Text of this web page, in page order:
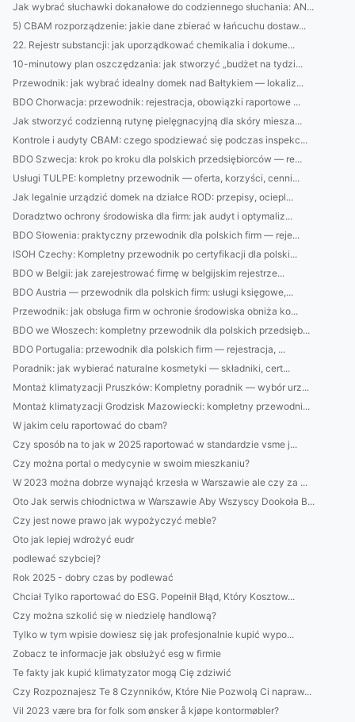
Jak wybrać słuchawki dokanałowe do codziennego słuchania: AN...
5) CBAM rozporządzenie: jakie dane zbierać w łańcuchu dostaw...
22. Rejestr substancji: jak uporządkować chemikalia i dokume...
10-minutowy plan oszczędzania: jak stworzyć „budżet na tydzi...
Przewodnik: jak wybrać idealny domek nad Bałtykiem — lokaliz...
BDO Chorwacja: przewodnik: rejestracja, obowiązki raportowe ...
Jak stworzyć codzienną rutynę pielęgnacyjną dla skóry miesza...
Kontrole i audyty CBAM: czego spodziewać się podczas inspekc...
BDO Szwecja: krok po kroku dla polskich przedsiębiorców — re...
Usługi TULPE: kompletny przewodnik — oferta, korzyści, cenni...
Jak legalnie urządzić domek na działce ROD: przepisy, ociepl...
Doradztwo ochrony środowiska dla firm: jak audyt i optymaliz...
BDO Słowenia: praktyczny przewodnik dla polskich firm — reje...
ISOH Czechy: Kompletny przewodnik po certyfikacji dla polski...
BDO w Belgii: jak zarejestrować firmę w belgijskim rejestrze...
BDO Austria — przewodnik dla polskich firm: usługi księgowe,...
Przewodnik: jak obsługa firm w ochronie środowiska obniża ko...
BDO we Włoszech: kompletny przewodnik dla polskich przedsięb...
BDO Portugalia: przewodnik dla polskich firm — rejestracja, ...
Poradnik: jak wybierać naturalne kosmetyki — składniki, cert...
Montaż klimatyzacji Pruszków: Kompletny poradnik — wybór urz...
Montaż klimatyzacji Grodzisk Mazowiecki: kompletny przewodni...
W jakim celu raportować do cbam?
Czy sposób na to jak w 2025 raportować w standardzie vsme j...
Czy można portal o medycynie w swoim mieszkaniu?
W 2023 można dobrze wynająć krzesła w Warszawie ale czy za ...
Oto Jak serwis chłodnictwa w Warszawie Aby Wszyscy Dookoła B...
Czy jest nowe prawo jak wypożyczyć meble?
Oto jak lepiej wdrożyć eudr
podlewać szybciej?
Rok 2025 - dobry czas by podlewać
Chciał Tylko raportować do ESG. Popełnił Błąd, Który Kosztow...
Czy można szkolić się w niedzielę handlową?
Tylko w tym wpisie dowiesz się jak profesjonalnie kupić wypo...
Zobacz te informacje jak obsłużyć esg w firmie
Te fakty jak kupić klimatyzator mogą Cię zdziwić
Czy Rozpoznajesz Te 8 Czynników, Które Nie Pozwolą Ci napraw...
Vil 2023 være bra for folk som ønsker å kjøpe kontormøbler?